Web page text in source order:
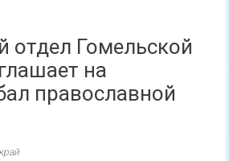
Гомельской
на
православной